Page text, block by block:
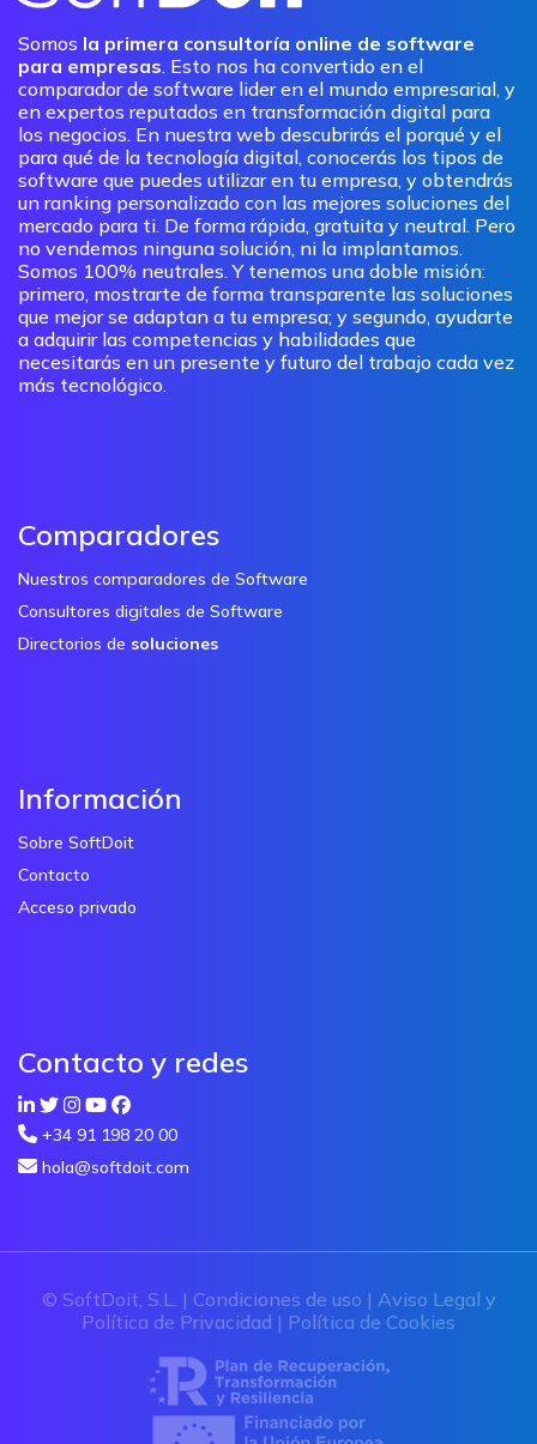
Somos la primera consultoría online de software
para empresas. Esto nos ha convertido en el
comparador de software lider en el mundo empresarial, y
en expertos reputados en transformación digital para
los negocios. En nuestra web descubrirás el porqué y el
para qué de la tecnología digital, conocerás los tipos de
software que puedes utilizar en tu empresa, y obtendrás
un ranking personalizado con las mejores soluciones del
mercado para ti. De forma rápida, gratuita y neutral. Pero
no vendemos ninguna solución, ni la implantamos.
Somos 100% neutrales. Y tenemos una doble misión:
primero, mostrarte de forma transparente las soluciones
que mejor se adaptan a tu empresa; y segundo, ayudarte
a adquirir las competencias y habilidades que
necesitarás en un presente y futuro del trabajo cada vez
más tecnológico.
Comparadores
Nuestros comparadores de Software
Consultores digitales de Software
Directorios de soluciones
Información
Sobre SoftDoit
Contacto
Acceso privado
Contacto y redes
+34 91 198 20 00
hola@softdoit.com
© SoftDoit, S.L. | Condiciones de uso | Aviso Legal y
Política de Privacidad | Política de Cookies